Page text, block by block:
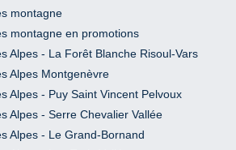
montagne
montagne en promotions
Alpes - La Forêt Blanche Risoul-Vars
Alpes Montgenèvre
Alpes - Puy Saint Vincent Pelvoux
Alpes - Serre Chevalier Vallée
Alpes - Le Grand-Bornand